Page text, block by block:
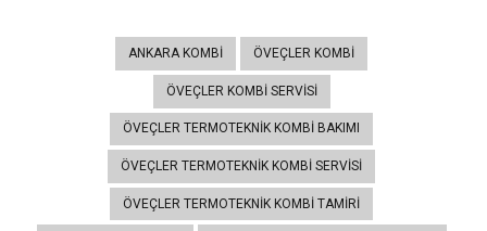
ANKARA KOMBI ÖVEÇLER KOMBI
ÖVEÇLER KOMBI SERVISI
ÖVEÇLER TERMOTEKNIK KOMBI BAKIMI
ÖVEÇLER TERMOTEKNIK KOMBI SERVISI
ÖVEÇLER TERMOTEKNIK KOMBI TAMIRI